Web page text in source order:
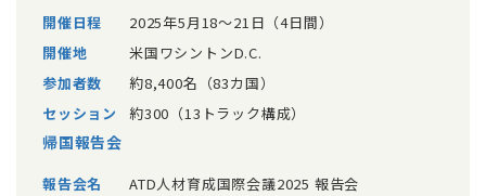
開催日程
2025年5月18〜21日（4日間）
開催地
米国ワシントンD.C.
参加者数
約8,400名（83カ国）
セッション
約300（13トラック構成）
帰国報告会
報告会名
ATD人材育成国際会議2025 報告会